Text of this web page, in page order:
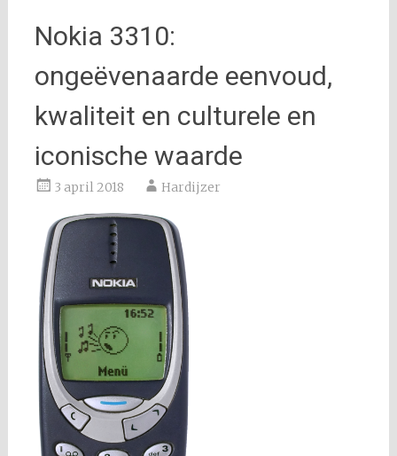
Nokia 3310:
ongeëvenaarde eenvoud,
kwaliteit en culturele en
iconische waarde
3 april 2018 Hardijzer